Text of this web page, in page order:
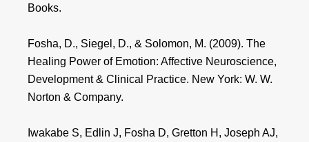
Books.
Fosha, D., Siegel, D., & Solomon, M. (2009). The
Healing Power of Emotion: Affective Neuroscience,
Development & Clinical Practice. New York: W. W.
Norton & Company.
Iwakabe S, Edlin J, Fosha D, Gretton H, Joseph AJ,